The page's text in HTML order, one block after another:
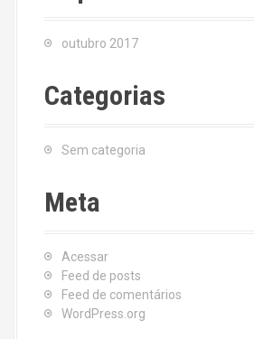
outubro 2017
Categorias
Sem categoria
Meta
Acessar
Feed de posts
Feed de comentários
WordPress.org